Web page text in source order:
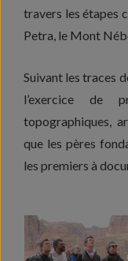
travers les étapes
Petra, le Mont
Suivant les traces
l’exercice de
topographiques,
que les pères
les premiers à